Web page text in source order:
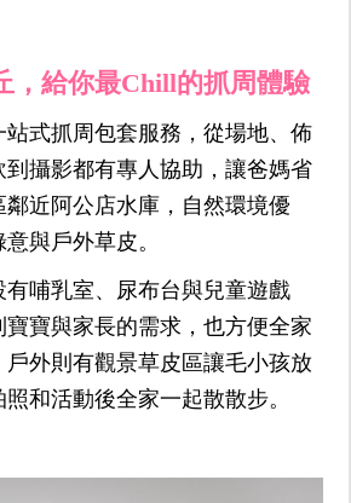
，給你最Chill的抓周體驗
式抓周包套服務，從場地、佈
攝影都有專人協助，讓爸媽省
近阿公店水庫，自然環境優
與戶外草皮。
哺乳室、尿布台與兒童遊戲
寶與家長的需求，也方便全家
戶外則有觀景草皮區讓毛小孩放
和活動後全家一起散散步。